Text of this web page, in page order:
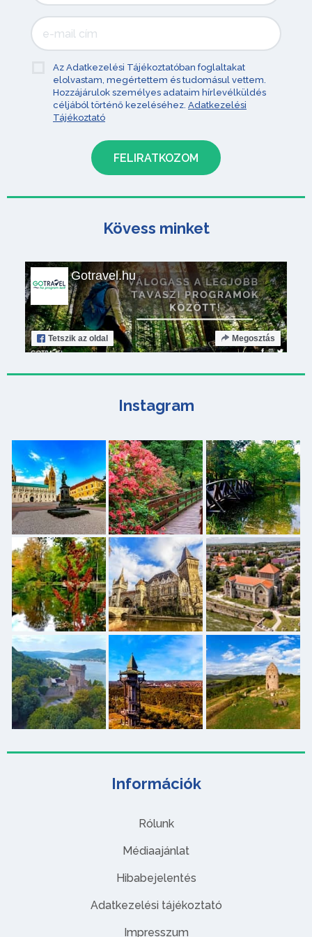
Információk
Rólunk
Médiaajánlat
Hibabejelentés
Adatkezelési tájékoztató
Impresszum
Az Adatkezelési Tájékoztatóban foglaltakat
elolvastam, megértettem és tudomásul vettem.
Hozzájárulok személyes adataim hírlevélküldés
céljából történő kezeléséhez. Adatkezelési
Tájékoztató
Kövess minket
Gotravel.hu
Tetszik az oldal Megosztás
Instagram